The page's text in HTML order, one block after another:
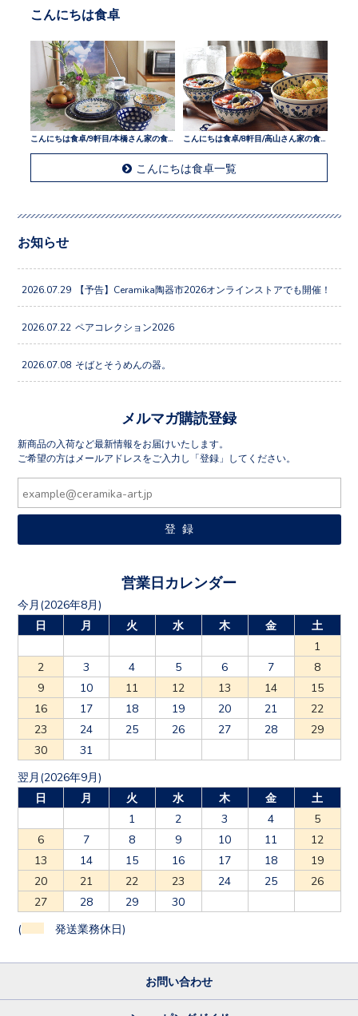
こんにちは食卓
こんにちは食卓/9軒目/本橋さん家の食卓
こんにちは食卓一覧
お知らせ
2026.07.29 【予告】Ceramika陶器市2026オンラインストアでも開催！
2026.07.22 ペアコレクション2026
2026.07.08 そばとそうめんの器。
メルマガ購読登録
新商品の入荷など最新情報をお届けいたします。
ご希望の方はメールアドレスをご入力し「登録」してください。
営業日カレンダー
今月(2026年8月)
日
月 火 水 木 金
土
1
2
3 4 5 6 7
8
9
10 11 12 13 14
15
16
17 18 19 20 21
22
23
24 25 26 27 28
29
30
31
翌月(2026年9月)
日
月 火 水 木 金
土
1
2 3 4
5
6
7 8 9 10 11
12
13
14 15 16 17 18
19
20
21 22 23 24 25
26
27
28 29 30
( 発送業務休日)
お問い合わせ